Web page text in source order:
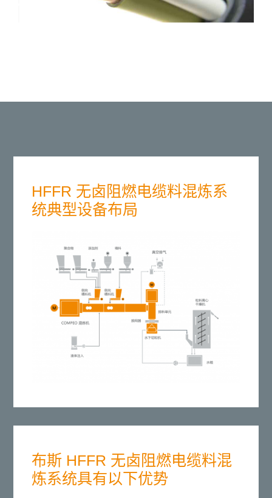
HFFR 无卤阻燃电缆料混炼系
统典型设备布局
布斯 HFFR 无卤阻燃电缆料混
炼系统具有以下优势